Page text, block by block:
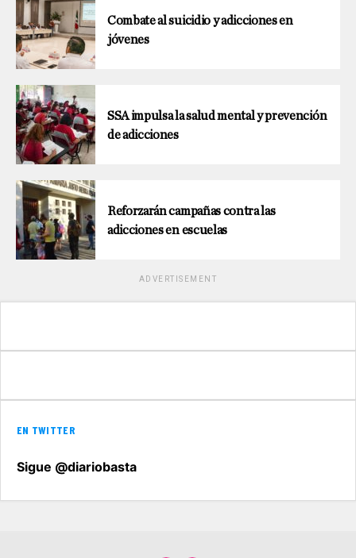
Combate al suicidio y adicciones en
jóvenes
SSA impulsa la salud mental y prevención
de adicciones
Reforzarán campañas contra las
adicciones en escuelas
ADVERTISEMENT
EN TWITTER
Sigue @diariobasta